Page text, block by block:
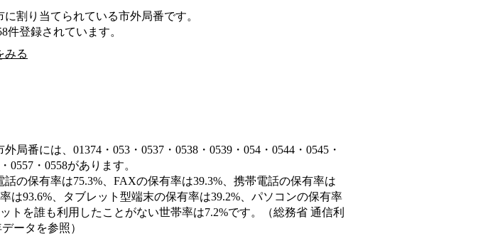
に割り当てられている市外局番です。
件登録されています。
みる
局番には、01374・053・0537・0538・0539・054・0544・0545・
0557・0558があります。
の保有率は75.3%、FAXの保有率は39.3%、携帯電話の保有率は
は93.6%、タブレット型端末の保有率は39.2%、パソコンの保有率
トを誰も利用したことがない世帯率は7.2%です。（総務省 通信利
ータを参照）